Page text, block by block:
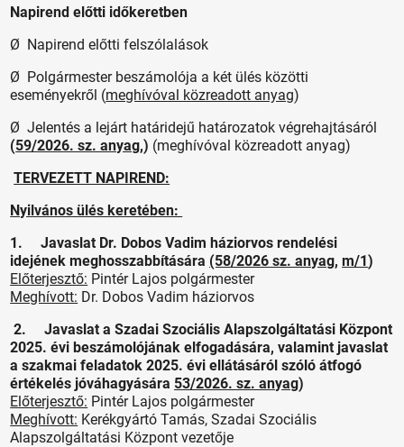
Napirend előtti időkeretben
Ø Napirend előtti felszólalások
Ø Polgármester beszámolója a két ülés közötti
eseményekről (meghívóval közreadott anyag)
Ø Jelentés a lejárt határidejű határozatok végrehajtásáról
(59/2026. sz. anyag,) (meghívóval közreadott anyag)
TERVEZETT NAPIREND:
Nyilvános ülés keretében:
1. Javaslat Dr. Dobos Vadim háziorvos rendelési
idejének meghosszabbítására (58/2026 sz. anyag,m/1)
Előterjesztő: Pintér Lajos polgármester
Meghívott: Dr. Dobos Vadim háziorvos
2. Javaslat a Szadai Szociális Alapszolgáltatási Központ
2025. évi beszámolójának elfogadására, valamint javaslat
a szakmai feladatok 2025. évi ellátásáról szóló átfogó
értékelés jóváhagyására 53/2026. sz. anyag)
Előterjesztő: Pintér Lajos polgármester
Meghívott: Kerékgyártó Tamás, Szadai Szociális
Alapszolgáltatási Központ vezetője